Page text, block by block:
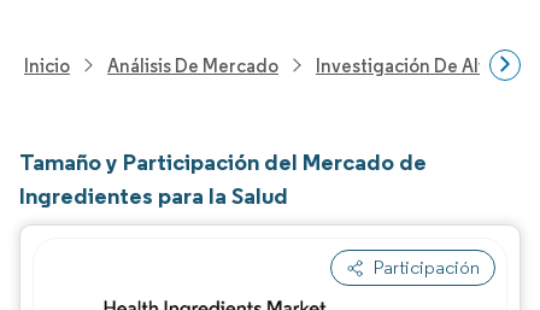
Inicio Análisis De Mercado Investigación De
Tamaño y Participación del Mercado de
Ingredientes para la Salud
Participación